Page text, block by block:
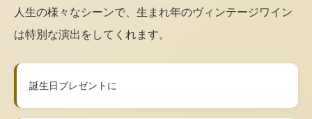
人生の様々なシーンで、生まれ年のヴィンテージワイン
は特別な演出をしてくれます。
誕生日プレゼントに